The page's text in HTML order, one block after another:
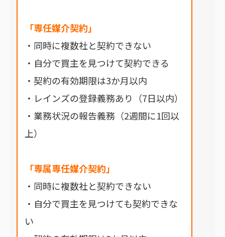
「専任媒介契約」
・同時に複数社と契約できない
・自分で買主を見つけて契約できる
・契約の有効期限は3か月以内
・レインズの登録義務あり（7日以内）
・業務状況の報告義務（2週間に1回以
上）
「専属専任媒介契約」
・同時に複数社と契約できない
・自分で買主を見つけても契約できな
い